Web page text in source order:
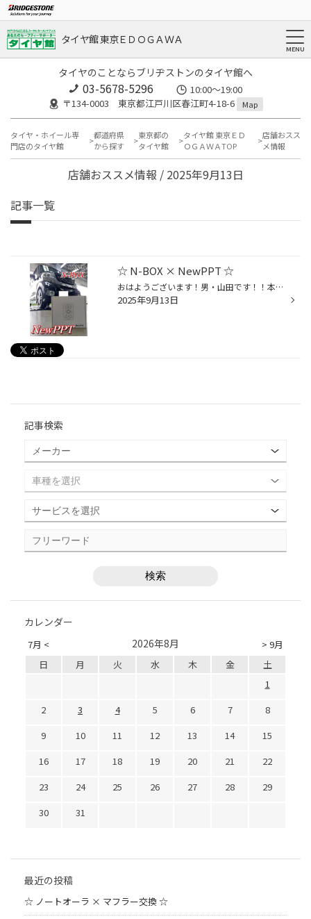
タイヤ館 東京ＥＤＯＧＡＷＡ
タイヤのことならブリヂストンのタイヤ館へ
03-5678-5296
10:00～19:00
〒134-0003 東京都江戸川区春江町4-18-6
Map
タイヤ・ホイール専
門店のタイヤ館
都道府県
から探す
東京都の
タイヤ館
タイヤ館 東京ＥＤ
ＯＧＡＷＡTOP
店舗おスス
メ情報
店舗おススメ情報 / 2025年9月13日
記事一覧
☆ N-BOX × NewPPT ☆
おはようございます！男・山田です！！本日は、HONDA N-BOXの☆☆【 NewPPT 】の！お取付けからスタート!!(^^)/ 以前当店にて！今回のオーナー様のご家族さまに" NewPPT " をお買い求め頂いており！《 NewPPTは絶対に付けた方が良い！》とおすすめされたというオーナー様！ 『 私の車に適合する商品も...
2025年9月13日
記事検索
カレンダー
7月 < > 9月
2026年8月
日 月 火 水 木 金
土
1
2
3 4 5 6 7
8
9
10 11 12 13 14
15
16
17 18 19 20 21
22
23
24 25 26 27 28
29
30
31
最近の投稿
☆ ノートオーラ × マフラー交換 ☆